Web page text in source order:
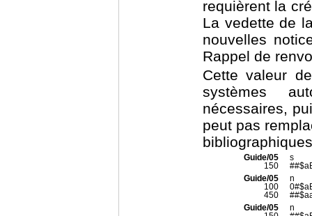
requièrent la
La vedette de
nouvelles
Rappel de
Cette valeur
systèmes
nécessaires,
peut pas
Guide/05
s
150
Guide/05
n
100
450
Guide/05
n